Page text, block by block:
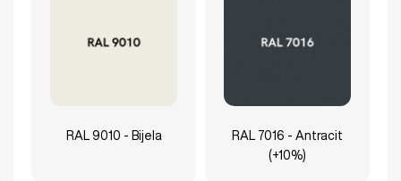
RAL 9010 - Bijela
RAL 7016 - Antracit
(+10%)